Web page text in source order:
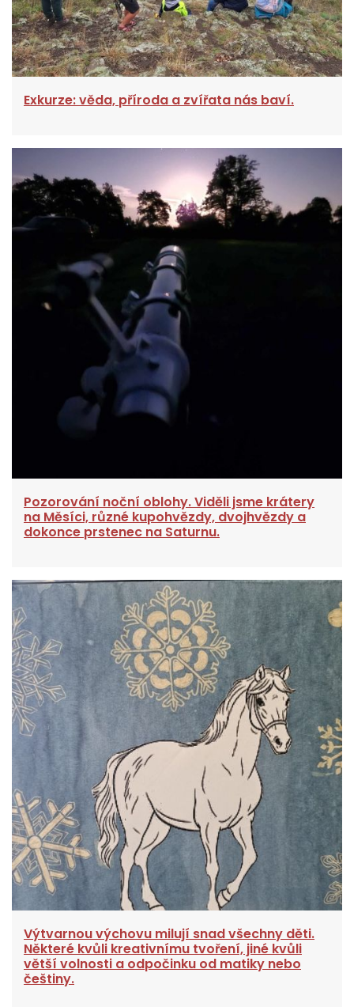
Exkurze: věda, příroda a zvířata nás baví.
Pozorování noční oblohy. Viděli jsme krátery
na Měsíci, různé kupohvězdy, dvojhvězdy a
dokonce prstenec na Saturnu.
Výtvarnou výchovu milují snad všechny děti.
Některé kvůli kreativnímu tvoření, jiné kvůli
větší volnosti a odpočinku od matiky nebo
češtiny.